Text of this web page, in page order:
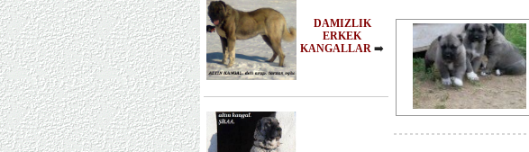
DAMIZLIK
ERKEK
KANGALLAR ➡️